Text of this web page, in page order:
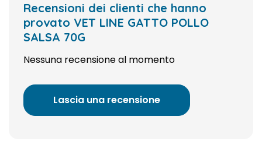
Recensioni dei clienti che hanno
provato VET LINE GATTO POLLO
SALSA 70G
Nessuna recensione al momento
Lascia una recensione